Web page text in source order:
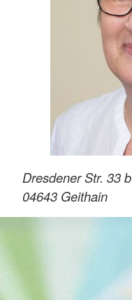
Dresdener Str. 33 b
04643 Geithain